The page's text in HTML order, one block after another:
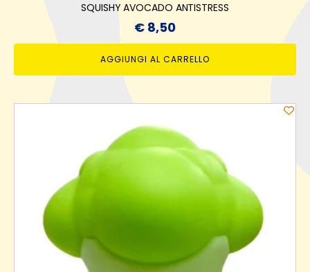
SQUISHY AVOCADO ANTISTRESS
€ 8,50
AGGIUNGI AL CARRELLO